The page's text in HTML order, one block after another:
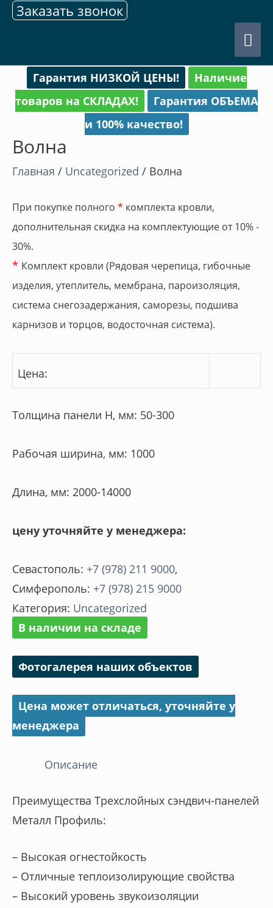
Заказать звонок
Гарантия НИЗКОЙ ЦЕНЫ!
Наличие
товаров на СКЛАДАХ!
Гарантия ОБЪЕМА
и 100% качество!
Волна
Главная / Uncategorized / Волна
При покупке полного * комплекта кровли,
дополнительная скидка на комплектующие от 10% -
30%.
* Комплект кровли (Рядовая черепица, гибочные
изделия, утеплитель, мембрана, пароизоляция,
система снегозадержания, саморезы, подшива
карнизов и торцов, водосточная система).
Цена:
Толщина панели Н, мм: 50-300
Рабочая ширина, мм: 1000
Длина, мм: 2000-14000
цену уточняйте у менеджера:
Севастополь: +7 (978) 211 9000,
Симферополь: +7 (978) 215 9000
Категория: Uncategorized
В наличии на складе
Фотогалерея наших объектов
Цена может отличаться, уточняйте у
менеджера
Описание
Преимущества Трехслойных сэндвич-панелей
Металл Профиль:
– Высокая огнестойкость
– Отличные теплоизолирующие свойства
– Высокий уровень звукоизоляции